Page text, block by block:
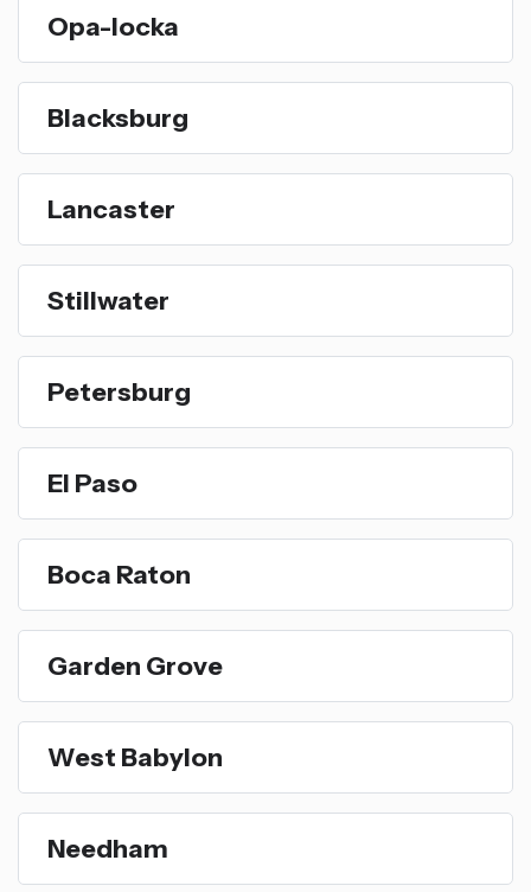
Opa-locka
Blacksburg
Lancaster
Stillwater
Petersburg
El Paso
Boca Raton
Garden Grove
West Babylon
Needham